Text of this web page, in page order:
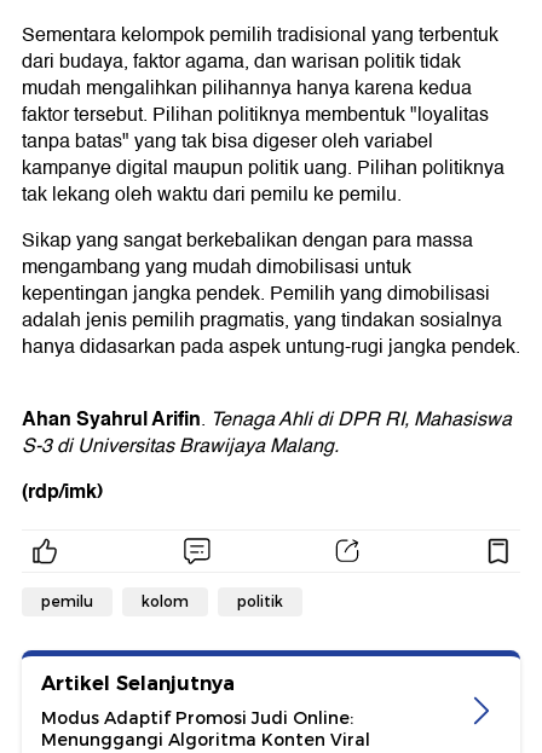
Sementara kelompok pemilih tradisional yang terbentuk
dari budaya, faktor agama, dan warisan politik tidak
mudah mengalihkan pilihannya hanya karena kedua
faktor tersebut. Pilihan politiknya membentuk "loyalitas
tanpa batas" yang tak bisa digeser oleh variabel
kampanye digital maupun politik uang. Pilihan politiknya
tak lekang oleh waktu dari pemilu ke pemilu.
Sikap yang sangat berkebalikan dengan para massa
mengambang yang mudah dimobilisasi untuk
kepentingan jangka pendek. Pemilih yang dimobilisasi
adalah jenis pemilih pragmatis, yang tindakan sosialnya
hanya didasarkan pada aspek untung-rugi jangka pendek.
Ahan Syahrul Arifin. Tenaga Ahli di DPR RI, Mahasiswa
S-3 di Universitas Brawijaya Malang.
(rdp/imk)
pemilu kolom politik
Artikel Selanjutnya
Modus Adaptif Promosi Judi Online:
Menunggangi Algoritma Konten Viral